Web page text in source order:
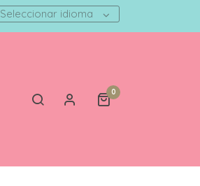
Seleccionar idioma
0